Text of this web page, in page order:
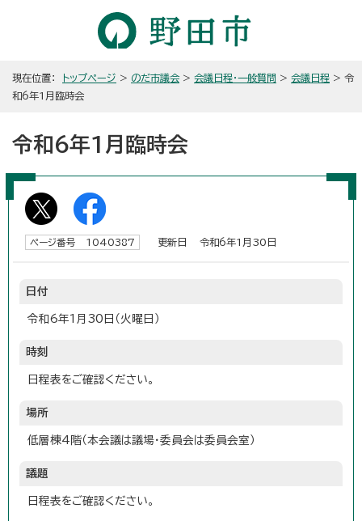
現在位置： トップページ > のだ市議会 > 会議日程・一般質問 > 会議日程 > 令
和6年1月臨時会
令和6年1月臨時会
ページ番号 1040387 更新日 令和6年1月30日
日付
令和6年1月30日（火曜日）
時刻
日程表をご確認ください。
場所
低層棟4階（本会議は議場・委員会は委員会室）
議題
日程表をご確認ください。